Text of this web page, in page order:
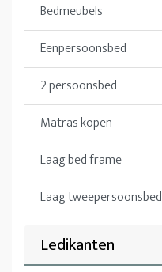
Bedmeubels
Eenpersoonsbed
2 persoonsbed
Matras kopen
Laag bed frame
Laag tweepersoonsbed
Ledikanten